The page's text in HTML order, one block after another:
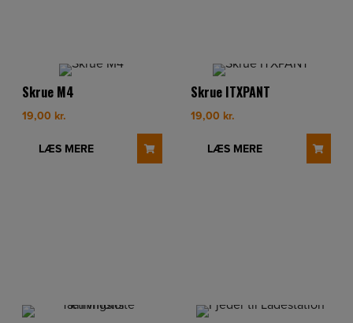
Skrue M4
19,00 kr.
LÆS MERE
Skrue ITXPANT
19,00 kr.
LÆS MERE